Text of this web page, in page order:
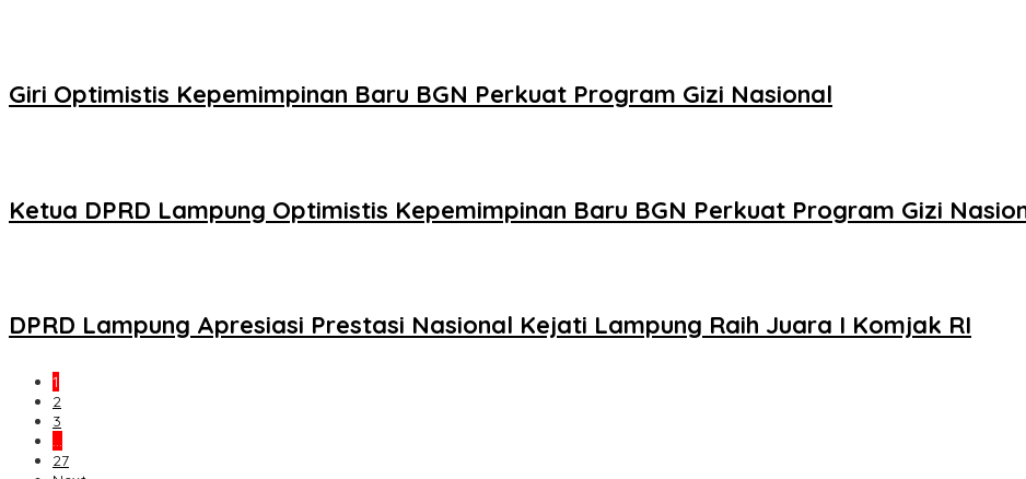
Giri Optimistis Kepemimpinan Baru BGN Perkuat Program Gizi Nasional
Ketua DPRD Lampung Optimistis Kepemimpinan Baru BGN Perkuat Program Gizi
DPRD Lampung Apresiasi Prestasi Nasional Kejati Lampung Raih Juara I Komjak RI
1
2
3
…
27